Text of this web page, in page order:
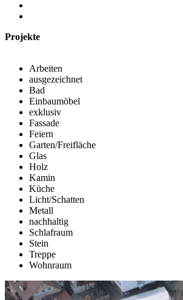
Projekte
Arbeiten
ausgezeichnet
Bad
Einbaumöbel
exklusiv
Fassade
Feiern
Garten/Freifläche
Glas
Holz
Kamin
Küche
Licht/Schatten
Metall
nachhaltig
Schlafraum
Stein
Treppe
Wohnraum